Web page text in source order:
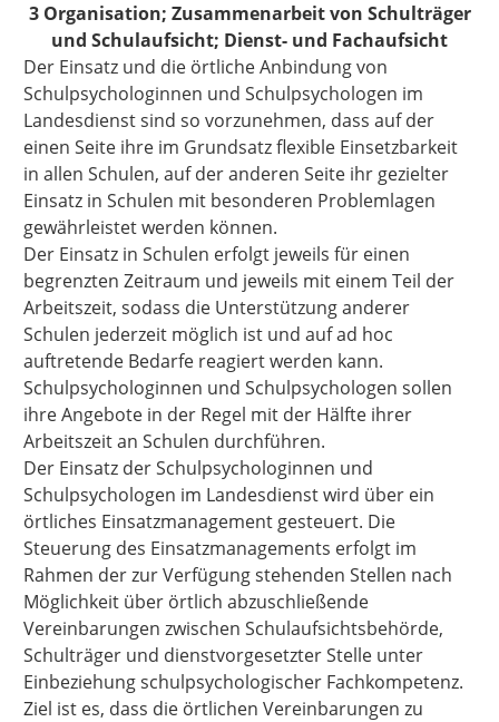
3 Organisation; Zusammenarbeit von Schulträger
und Schulaufsicht; Dienst- und Fachaufsicht
Der Einsatz und die örtliche Anbindung von
Schulpsychologinnen und Schulpsychologen im
Landesdienst sind so vorzunehmen, dass auf der
einen Seite ihre im Grundsatz flexible Einsetzbarkeit
in allen Schulen, auf der anderen Seite ihr gezielter
Einsatz in Schulen mit besonderen Problemlagen
gewährleistet werden können.
Der Einsatz in Schulen erfolgt jeweils für einen
begrenzten Zeitraum und jeweils mit einem Teil der
Arbeitszeit, sodass die Unterstützung anderer
Schulen jederzeit möglich ist und auf ad hoc
auftretende Bedarfe reagiert werden kann.
Schulpsychologinnen und Schulpsychologen sollen
ihre Angebote in der Regel mit der Hälfte ihrer
Arbeitszeit an Schulen durchführen.
Der Einsatz der Schulpsychologinnen und
Schulpsychologen im Landesdienst wird über ein
örtliches Einsatzmanagement gesteuert. Die
Steuerung des Einsatzmanagements erfolgt im
Rahmen der zur Verfügung stehenden Stellen nach
Möglichkeit über örtlich abzuschließende
Vereinbarungen zwischen Schulaufsichtsbehörde,
Schulträger und dienstvorgesetzter Stelle unter
Einbeziehung schulpsychologischer Fachkompetenz.
Ziel ist es, dass die örtlichen Vereinbarungen zu